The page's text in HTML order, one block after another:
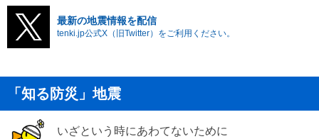
最新の地震情報を配信
tenki.jp公式X（旧Twitter）をご利用ください。
「知る防災」地震
いざという時にあわてないために